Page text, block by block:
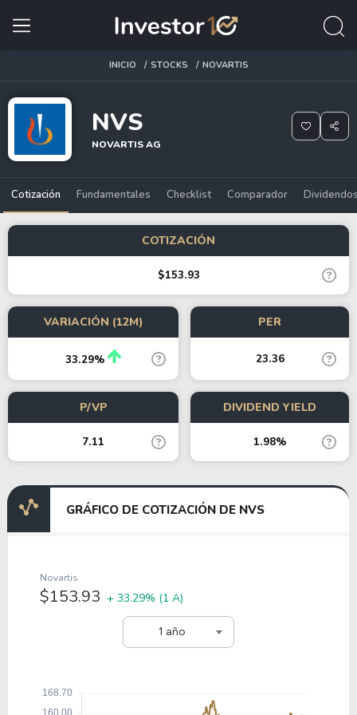
INICIO STOCKS NOVARTIS
NVS
NOVARTIS AG
Cotización Fundamentales Checklist Comparador
COTIZACIÓN
$153.93
VARIACIÓN (12M)
33.29%
PER
23.36
P/VP
7.11
DIVIDEND YIELD
1.98%
GRÁFICO DE COTIZACIÓN DE NVS
1 año
Novartis
$153.93 + 33.29% (1 A)